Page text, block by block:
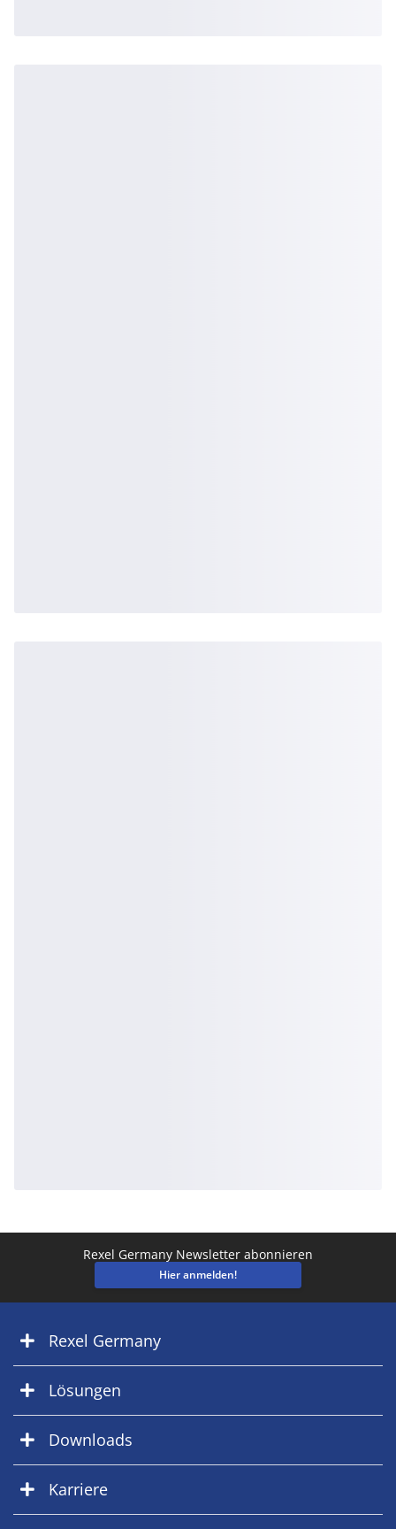
Rexel Germany Newsletter abonnieren
Hier anmelden!
Rexel Germany
Lösungen
Downloads
Karriere